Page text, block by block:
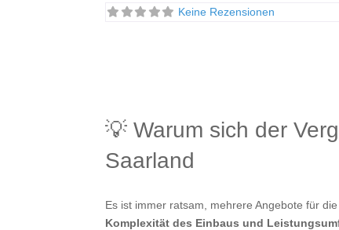
Keine Rezensionen
💡 Warum sich der
Saarland
Es ist immer ratsam, mehrere Angebote für
Komplexität des Einbaus und